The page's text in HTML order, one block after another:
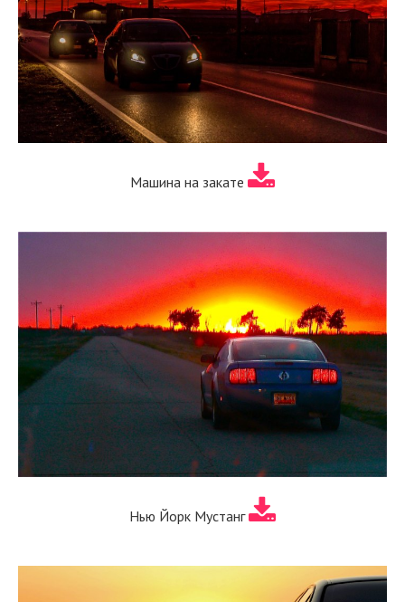
Машина на закате
Нью Йорк Мустанг